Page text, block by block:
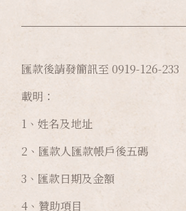
匯款後請發簡訊至 0919-126-233
載明：
1、姓名及地址
2、匯款人匯款帳戶後五碼
3、匯款日期及金額
4、贊助項目